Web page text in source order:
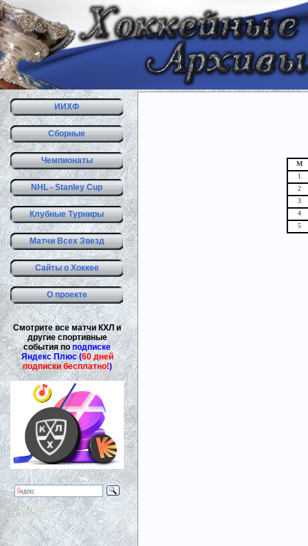
ИИХФ
Сборные
Чемпионаты
NHL - Stanley Cup
Клубные Турниры
Матчи Всех Звезд
Сайты о Хоккее
О проекте
Смотрите все матчи КХЛ и
другие спортивные
события поподписке
Яндекс Плюс (60 дней
подписки бесплатно!)
М
1
2
3
4
5